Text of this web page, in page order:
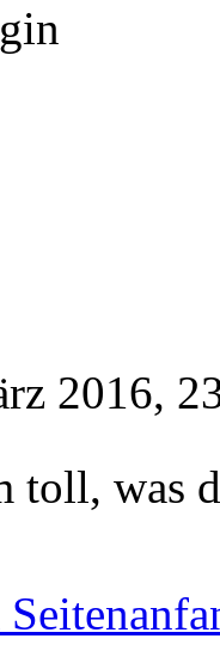
2016,
toll, was